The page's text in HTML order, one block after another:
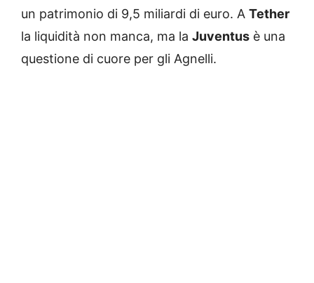
un patrimonio di 9,5 miliardi di euro. A Tether
la liquidità non manca, ma la Juventus è una
questione di cuore per gli Agnelli.